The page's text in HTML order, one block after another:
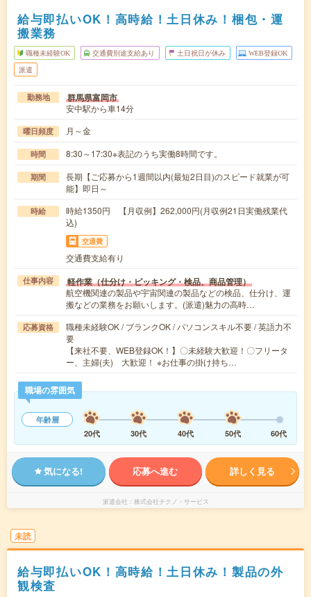
給与即払いOK！高時給！土日休み！梱包・運
搬業務
職種未経験OK 交通費別途支給あり 土日祝日が休み WEB登録OK
派遣
勤務地 群馬県富岡市
安中駅から車14分
曜日頻度 月～金
時間 8:30～17:30※表記のうち実働8時間です。
期間
長期【ご応募から1週間以内(最短2日目)のスピード就業が可
能】即日～
時給
時給1350円 【月収例】262,000円(月収例21日実働残業代
込)
交通費
交通費支給有り
仕事内容 軽作業（仕分け・ピッキング・検品、商品管理）
航空機関連の製品や宇宙関連の製品などの検品、仕分け、運
搬などの業務をお願いします。(派遣)魅力の高時…
応募資格
職種未経験OK / ブランクOK / パソコンスキル不要 / 英語力不
要
【来社不要、WEB登録OK！】〇未経験大歓迎！〇フリータ
ー、主婦(夫) 大歓迎！ ※お仕事の掛け持ち…
職場の雰囲気
年齢層
20代
30代 40代 50代 60代
気になる! 応募へ進む 詳しく見る
派遣会社 株式会社テクノ・サービス
未読
給与即払いOK！高時給！土日休み！製品の外
観検査